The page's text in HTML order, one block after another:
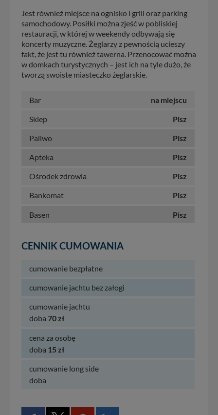
Jest również miejsce na ognisko i grill oraz parking
samochodowy. Posiłki można zjeść w pobliskiej
restauracji, w której w weekendy odbywają się
koncerty muzyczne. Żeglarzy z pewnością ucieszy
fakt, że jest tu również tawerna. Przenocować można
w domkach turystycznych – jest ich na tyle dużo, że
tworzą swoiste miasteczko żeglarskie.
Bar na miejscu
Sklep Pisz
Paliwo Pisz
Apteka Pisz
Ośrodek zdrowia Pisz
Bankomat Pisz
Basen Pisz
CENNIK CUMOWANIA
cumowanie bezpłatne
cumowanie jachtu bez załogi
cumowanie jachtu
doba 70 zł
cena za osobę
doba 15 zł
cumowanie long side
doba